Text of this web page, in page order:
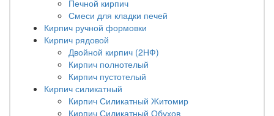
Печной кирпич
Смеси для кладки печей
Кирпич ручной формовки
Кирпич рядовой
Двойной кирпич (2НФ)
Кирпич полнотелый
Кирпич пустотелый
Кирпич силикатный
Кирпич Силикатный Житомир
Кирпич Силикатный Обухов